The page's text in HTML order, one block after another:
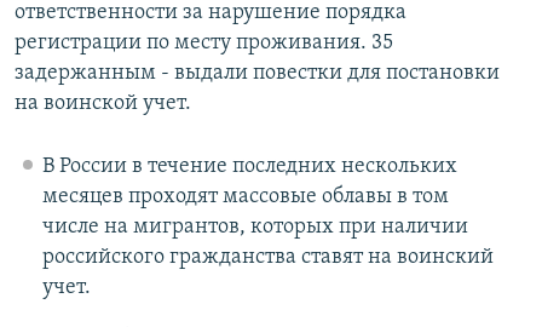
ответственности за нарушение порядка
регистрации по месту проживания. 35
задержанным - выдали повестки для постановки
на воинской учет.
В России в течение последних нескольких
месяцев проходят массовые облавы в том
числе на мигрантов, которых при наличии
российского гражданства ставят на воинский
учет.